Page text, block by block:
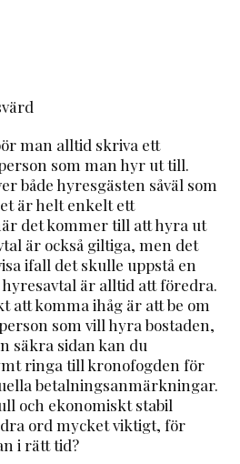
man alltid skriva ett
som man hyr ut till.
både hyresgästen såväl som
är helt enkelt ett
det kommer till att hyra ut
är också giltiga, men det
ifall det skulle uppstå en
är alltid att föredra.
att komma ihåg är att be om
som vill hyra bostaden,
säkra sidan kan du
ringa till kronofogden för
betalningsanmärkningar.
och ekonomiskt stabil
ord mycket viktigt, för
i rätt tid?